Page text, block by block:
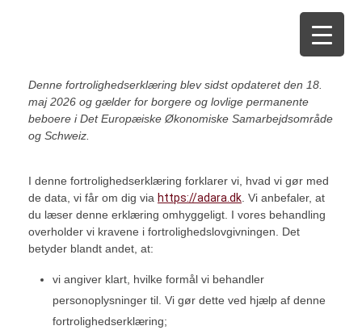
Denne fortrolighedserklæring blev sidst opdateret den 18.
maj 2026 og gælder for borgere og lovlige permanente
beboere i Det Europæiske Økonomiske Samarbejdsområde
og Schweiz.
I denne fortrolighedserklæring forklarer vi, hvad vi gør med
de data, vi får om dig via https://adara.dk . Vi anbefaler, at
du læser denne erklæring omhyggeligt. I vores behandling
overholder vi kravene i fortrolighedslovgivningen. Det
betyder blandt andet, at:
vi angiver klart, hvilke formål vi behandler
personoplysninger til. Vi gør dette ved hjælp af denne
fortrolighedserklæring;